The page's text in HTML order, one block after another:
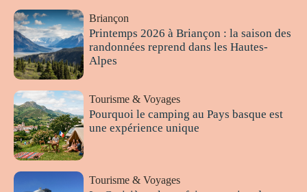
Briançon
Printemps 2026 à Briançon : la saison des
randonnées reprend dans les Hautes-
Alpes
Tourisme & Voyages
Pourquoi le camping au Pays basque est
une expérience unique
Tourisme & Voyages